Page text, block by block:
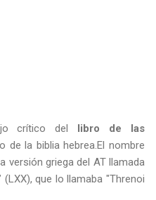
crítico del libro de las
de la biblia hebrea.El nombre
versión griega del AT llamada
(LXX), que lo llamaba "Threnoi